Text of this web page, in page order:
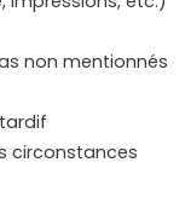
non mentionnés
circonstances